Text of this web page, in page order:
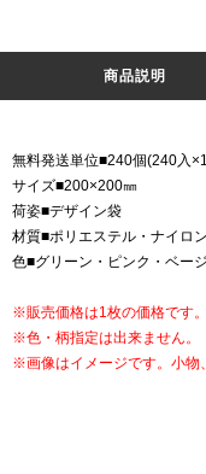
商品説明
無料発送単位■240個(240入
サイズ■200×200㎜
荷姿■デザイン袋
材質■ポリエステル・ナイロン
色■グリーン・ピンク・ベー
※販売価格は1枚の価格です。
※色・柄指定は出来ません。
※画像はイメージです。小物